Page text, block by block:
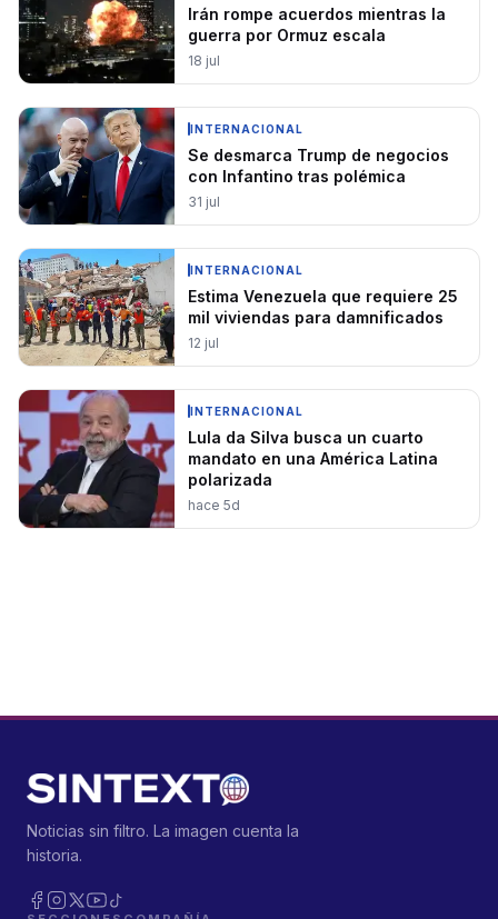
Irán rompe acuerdos mientras la
guerra por Ormuz escala
18 jul
INTERNACIONAL
Se desmarca Trump de negocios
con Infantino tras polémica
31 jul
INTERNACIONAL
Estima Venezuela que requiere 25
mil viviendas para damnificados
12 jul
INTERNACIONAL
Lula da Silva busca un cuarto
mandato en una América Latina
polarizada
hace 5d
Noticias sin filtro. La imagen cuenta la
historia.